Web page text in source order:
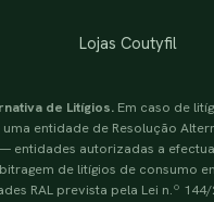
Lojas Coutyfil
de Litígios. Em caso de
entidade de Resolução
entidades autorizadas a
de litígios de consumo
RAL prevista pela Lei n.º